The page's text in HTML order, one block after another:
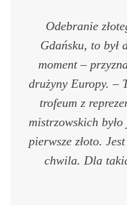
Odebranie
Gdańsku, to był
moment –
drużyny Europy. –
trofeum z
mistrzowskich
pierwsze złoto.
chwila. Dla